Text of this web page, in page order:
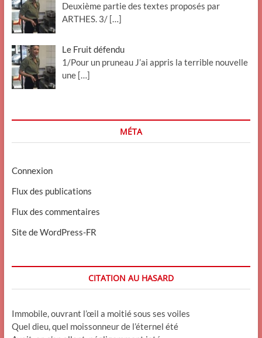
Deuxième partie des textes proposés par
ARTHES. 3/ […]
Le Fruit défendu
1/Pour un pruneau J’ai appris la terrible nouvelle
une […]
MÉTA
Connexion
Flux des publications
Flux des commentaires
Site de WordPress-FR
CITATION AU HASARD
Immobile, ouvrant l’œil a moitié sous ses voiles
Quel dieu, quel moissonneur de l’éternel été